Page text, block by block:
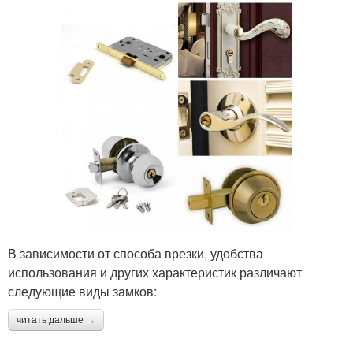
В зависимости от способа врезки, удобства
использования и других характеристик различают
следующие виды замков:
читать дальше →